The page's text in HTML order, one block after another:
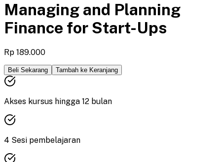
Managing and Planning
Finance for Start-Ups
Rp 189.000
Beli Sekarang Tambah ke Keranjang
Akses kursus hingga 12 bulan
4 Sesi pembelajaran